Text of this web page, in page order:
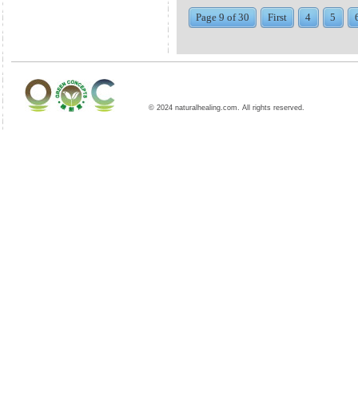
Page 9 of 30 First 4 5
© 2024 naturalhealing.com. All rights reserved.